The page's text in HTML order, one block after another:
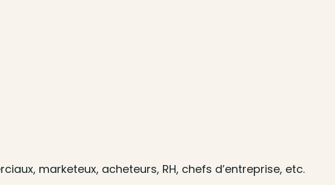
marketeux, acheteurs, RH, chefs d’entreprise, etc.